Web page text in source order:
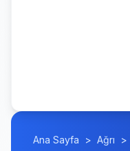
Ana Sayfa > Ağrı >